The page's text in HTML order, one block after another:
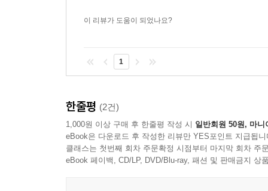
이 리뷰가 도움이 되었나요?
1
한줄평 (2건)
1,000원 이상 구매 후 한줄평 작성 시 일반회원 50원, 마니
eBook은 다운로드 후 작성한 리뷰만 YES포인트 지급됩니
클래스는 첫번째 회차 주문확정 시점부터 마지막 회차 주
eBook 페이백, CD/LP, DVD/Blu-ray, 패션 및 판매금지 상